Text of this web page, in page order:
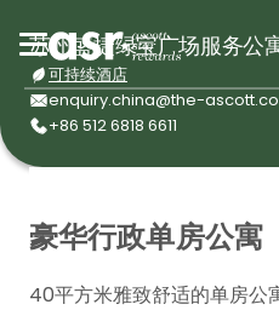
苏州盛捷绿宝广场服务公
可持续酒店
enquiry.china@the-
+86 512 6818 6611
豪华行政单房公寓
40平方米雅致舒适的单房公